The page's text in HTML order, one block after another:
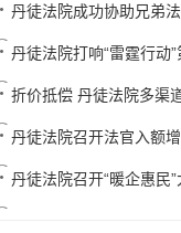
丹徒法院成功协助兄弟
丹徒法院打响“雷霆行动
折价抵偿 丹徒法院多渠
丹徒法院召开法官入额
丹徒法院召开“暖企惠民